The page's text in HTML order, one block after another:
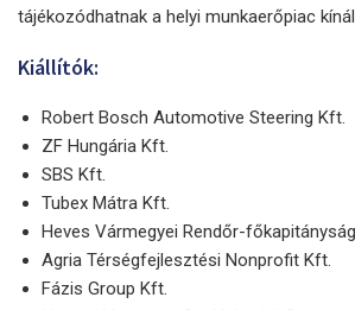
tájékozódhatnak a helyi munkaerőpiac
Kiállítók:
Robert Bosch Automotive Steering Kft.
ZF Hungária Kft.
SBS Kft.
Tubex Mátra Kft.
Heves Vármegyei Rendőr-főkapitányság
Agria Térségfejlesztési Nonprofit Kft.
Fázis Group Kft.